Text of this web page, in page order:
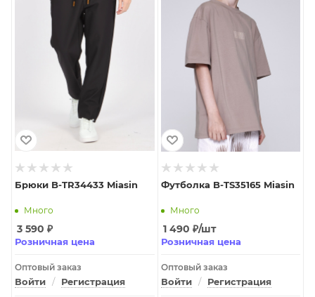
Брюки B-TR34433 Miasin
Много
3 590 ₽
Розничная цена
Оптовый заказ
Войти / Регистрация
Футболка B-TS35165 Miasin
Много
1 490 ₽/шт
Розничная цена
Оптовый заказ
Войти / Регистрация